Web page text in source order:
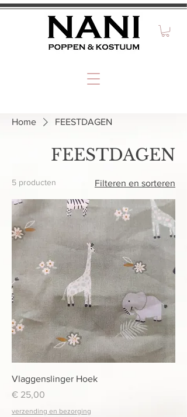
Home FEESTDAGEN
FEESTDAGEN
5 producten Filteren en sorteren
Vlaggenslinger Hoek
Prijs
€ 25,00
verzending en bezorging